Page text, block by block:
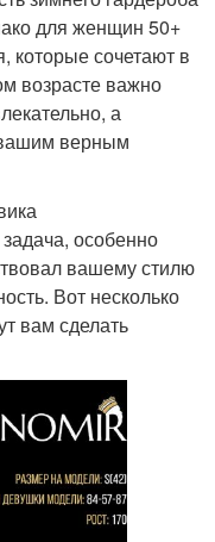
для женщин 50+
которые сочетают в
возрасте важно
а
верным
особенно
вашему стилю
Вот несколько
вам сделать